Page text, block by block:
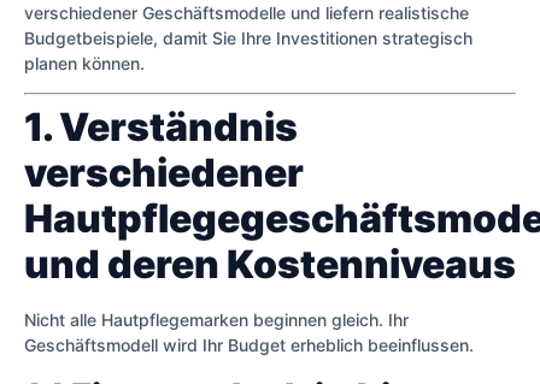
verschiedener Geschäftsmodelle und liefern realistische
Budgetbeispiele, damit Sie Ihre Investitionen strategisch
planen können.
1. Verständnis
verschiedener
und deren Kostenniveaus
Nicht alle Hautpflegemarken beginnen gleich. Ihr
Geschäftsmodell wird Ihr Budget erheblich beeinflussen.